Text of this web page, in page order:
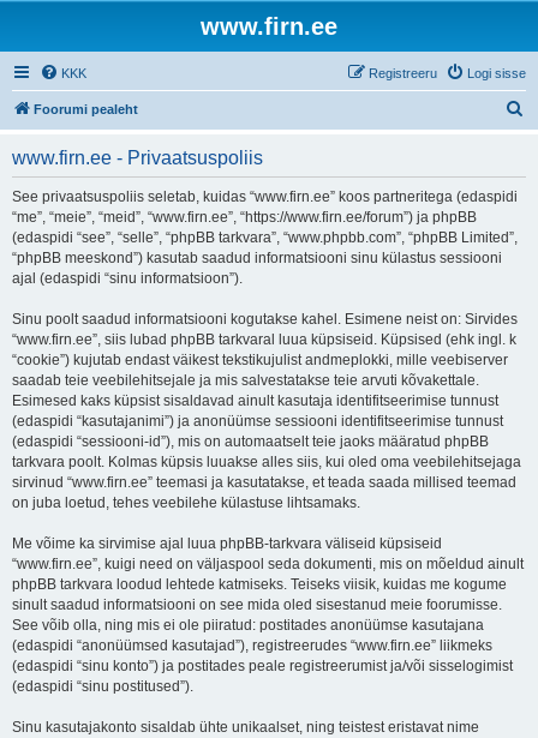
www.firn.ee
KKK Logi sisse
Registreeru
Foorumi pealeht
www.firn.ee - Privaatsuspoliis
See privaatsuspoliis seletab, kuidas “www.firn.ee” koos partneritega (edaspidi
“me”, “meie”, “meid”, “www.firn.ee”, “https://www.firn.ee/forum”) ja phpBB
(edaspidi “see”, “selle”, “phpBB tarkvara”, “www.phpbb.com”, “phpBB Limited”,
“phpBB meeskond”) kasutab saadud informatsiooni sinu külastus sessiooni
ajal (edaspidi “sinu informatsioon”).
Sinu poolt saadud informatsiooni kogutakse kahel. Esimene neist on: Sirvides
“www.firn.ee”, siis lubad phpBB tarkvaral luua küpsiseid. Küpsised (ehk ingl. k
“cookie”) kujutab endast väikest tekstikujulist andmeplokki, mille veebiserver
saadab teie veebilehitsejale ja mis salvestatakse teie arvuti kõvakettale.
Esimesed kaks küpsist sisaldavad ainult kasutaja identifitseerimise tunnust
(edaspidi “kasutajanimi”) ja anonüümse sessiooni identifitseerimise tunnust
(edaspidi “sessiooni-id”), mis on automaatselt teie jaoks määratud phpBB
tarkvara poolt. Kolmas küpsis luuakse alles siis, kui oled oma veebilehitsejaga
sirvinud “www.firn.ee” teemasi ja kasutatakse, et teada saada millised teemad
on juba loetud, tehes veebilehe külastuse lihtsamaks.
Me võime ka sirvimise ajal luua phpBB-tarkvara väliseid küpsiseid
“www.firn.ee”, kuigi need on väljaspool seda dokumenti, mis on mõeldud ainult
phpBB tarkvara loodud lehtede katmiseks. Teiseks viisik, kuidas me kogume
sinult saadud informatsiooni on see mida oled sisestanud meie foorumisse.
See võib olla, ning mis ei ole piiratud: postitades anonüümse kasutajana
(edaspidi “anonüümsed kasutajad”), registreerudes “www.firn.ee” liikmeks
(edaspidi “sinu konto”) ja postitades peale registreerumist ja/või sisselogimist
(edaspidi “sinu postitused”).
Sinu kasutajakonto sisaldab ühte unikaalset, ning teistest eristavat nime